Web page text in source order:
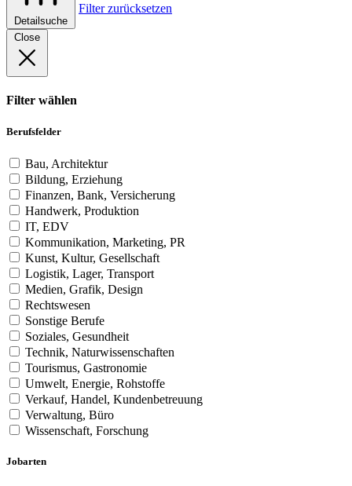
Detailsuche
Filter zurücksetzen
Close
Filter wählen
Berufsfelder
Bau, Architektur
Bildung, Erziehung
Finanzen, Bank, Versicherung
Handwerk, Produktion
IT, EDV
Kommunikation, Marketing, PR
Kunst, Kultur, Gesellschaft
Logistik, Lager, Transport
Medien, Grafik, Design
Rechtswesen
Sonstige Berufe
Soziales, Gesundheit
Technik, Naturwissenschaften
Tourismus, Gastronomie
Umwelt, Energie, Rohstoffe
Verkauf, Handel, Kundenbetreuung
Verwaltung, Büro
Wissenschaft, Forschung
Jobarten